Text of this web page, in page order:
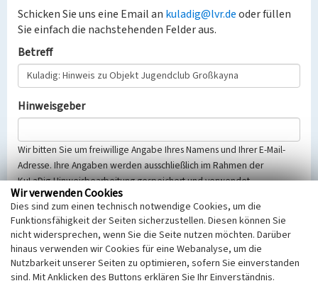
Schicken Sie uns eine Email an kuladig@lvr.deoder füllen
Sie einfach die nachstehenden Felder aus.
Betreff
Hinweisgeber
Wir bitten Sie um freiwillige Angabe Ihres Namens und Ihrer E-Mail-
Adresse. Ihre Angaben werden ausschließlich im Rahmen der
KuLaDig-Hinweisbearbeitung gespeichert und verwendet.
Selbstverständlich werden diese entsprechend der Vorschriften des
Telemediengesetzes, des Datenschutzgesetzes NRW und der seit
dem 25.05.2018 gültigen Europäischen Datenschutzgrundverordnung
(EU-DSGVO) vertraulich behandelt, beachten Sie bitte unsere
Hinweise zumDatenschutz
Wir verwenden Cookies
Dies sind zum einen technisch notwendige Cookies, um die
Funktionsfähigkeit der Seiten sicherzustellen. Diesen können Sie
nicht widersprechen, wenn Sie die Seite nutzen möchten. Darüber
hinaus verwenden wir Cookies für eine Webanalyse, um die
Nutzbarkeit unserer Seiten zu optimieren, sofern Sie einverstanden
sind. Mit Anklicken des Buttons erklären Sie Ihr Einverständnis.